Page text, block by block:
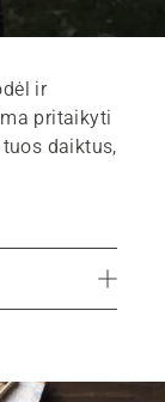
ir
pritaikyti
daiktus,